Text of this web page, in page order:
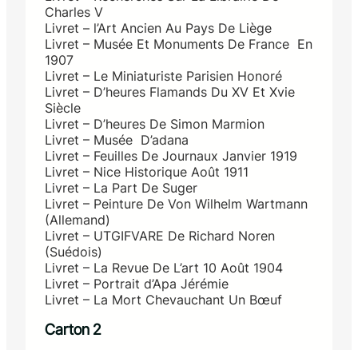
Charles V
Livret – l’Art Ancien Au Pays De Liège
Livret – Musée Et Monuments De France En
1907
Livret – Le Miniaturiste Parisien Honoré
Livret – D’heures Flamands Du XV Et Xvie
Siècle
Livret – D’heures De Simon Marmion
Livret – Musée D’adana
Livret – Feuilles De Journaux Janvier 1919
Livret – Nice Historique Août 1911
Livret – La Part De Suger
Livret – Peinture De Von Wilhelm Wartmann
(Allemand)
Livret – UTGIFVARE De Richard Noren
(Suédois)
Livret – La Revue De L’art 10 Août 1904
Livret – Portrait d’Apa Jérémie
Livret – La Mort Chevauchant Un Bœuf
Carton 2